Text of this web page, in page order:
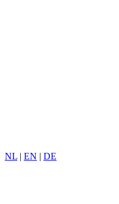
NL | EN | DE